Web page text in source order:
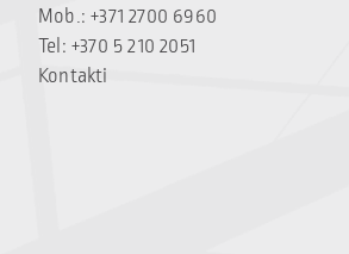
Mob.: +371 2700 6960
Tel: +370 5 210 2051
Kontakti